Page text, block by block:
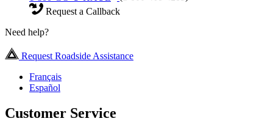
Request a Callback
Need help?
Request Roadside Assistance
Français
Español
Customer Service